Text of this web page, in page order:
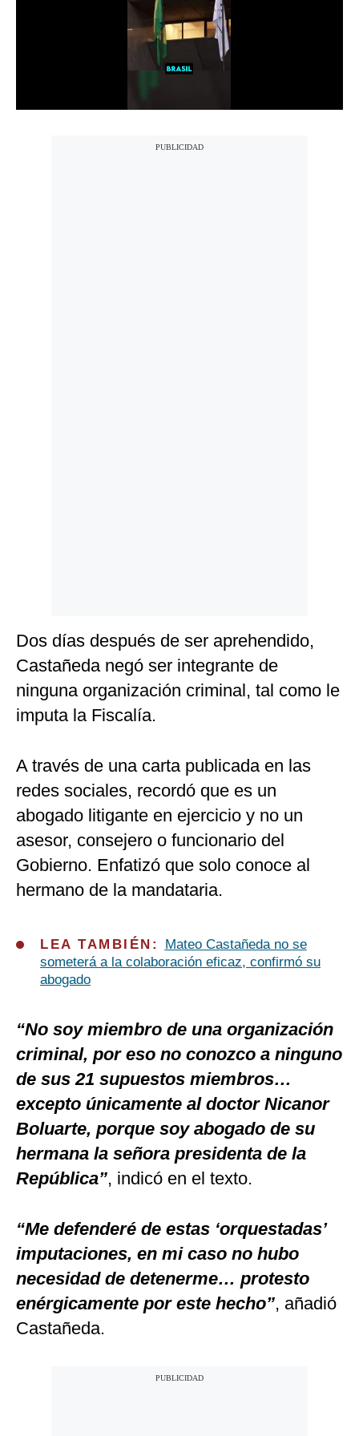
Videos
Dos días después de ser aprehendido,
Castañeda negó ser integrante de
ninguna organización criminal, tal como le
imputa la Fiscalía.
A través de una carta publicada en las
redes sociales, recordó que es un
abogado litigante en ejercicio y no un
asesor, consejero o funcionario del
Gobierno. Enfatizó que solo conoce al
hermano de la mandataria.
LEA TAMBIÉN:
Mateo Castañeda no se
someterá a la colaboración eficaz, confirmó su
abogado
“No soy miembro de una organización
criminal, por eso no conozco a ninguno
de sus 21 supuestos miembros…
excepto únicamente al doctor Nicanor
Boluarte, porque soy abogado de su
hermana la señora presidenta de la
República”, indicó en el texto.
“Me defenderé de estas ‘orquestadas’
imputaciones, en mi caso no hubo
necesidad de detenerme… protesto
enérgicamente por este hecho”, añadió
Castañeda.